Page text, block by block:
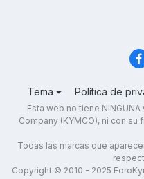
Tema Política de
Esta web no tiene
Company (KYMCO), ni con su
Todas las marcas que
Copyright © 2010 - 2025